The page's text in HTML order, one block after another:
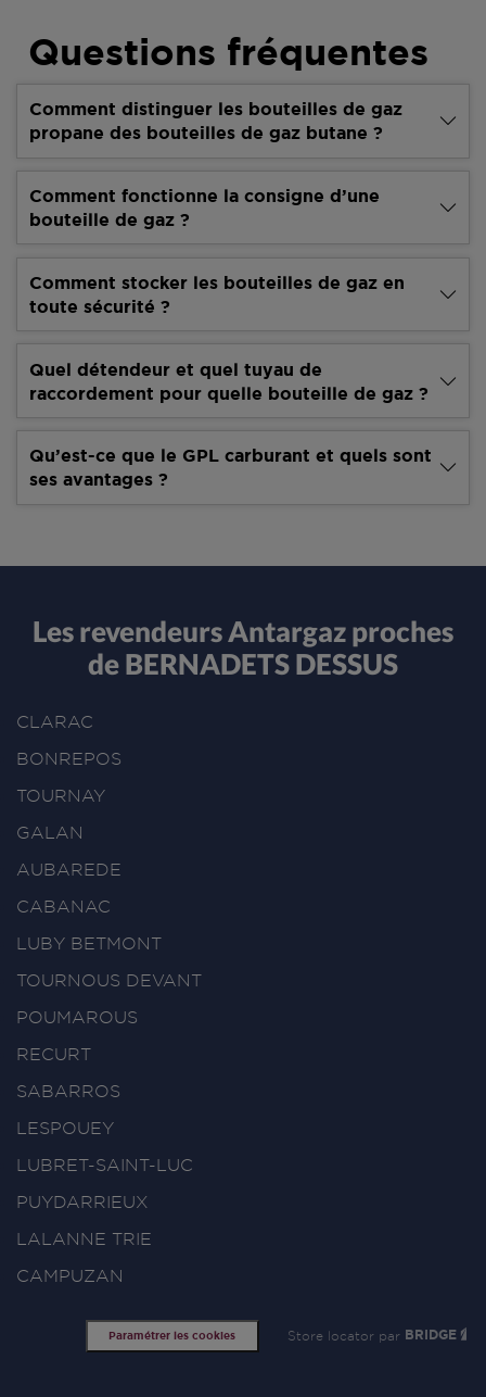
Questions fréquentes
Comment distinguer les bouteilles de gaz
propane des bouteilles de gaz butane ?
Comment fonctionne la consigne d’une
bouteille de gaz ?
Comment stocker les bouteilles de gaz en
toute sécurité ?
Quel détendeur et quel tuyau de
raccordement pour quelle bouteille de gaz ?
Qu’est-ce que le GPL carburant et quels sont
ses avantages ?
Les revendeurs Antargaz proches
de BERNADETS DESSUS
CLARAC
BONREPOS
TOURNAY
GALAN
AUBAREDE
CABANAC
LUBY BETMONT
TOURNOUS DEVANT
POUMAROUS
RECURT
SABARROS
LESPOUEY
LUBRET-SAINT-LUC
PUYDARRIEUX
LALANNE TRIE
CAMPUZAN
Paramétrer les cookies Store locator par BRIDGE